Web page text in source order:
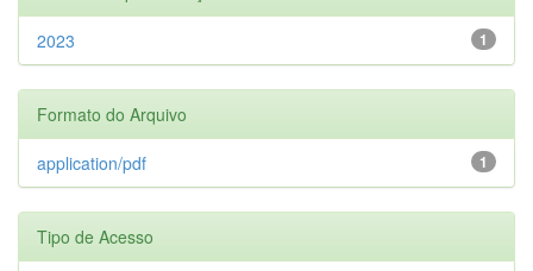
1
2023
Formato do Arquivo
1
application/pdf
Tipo de Acesso